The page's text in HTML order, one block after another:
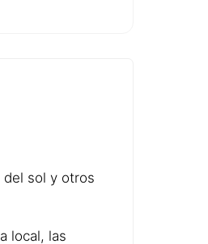
del sol y otros
local, las